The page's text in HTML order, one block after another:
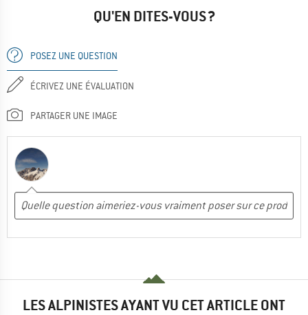
QU'EN DITES-VOUS ?
POSEZ UNE QUESTION
ÉCRIVEZ UNE ÉVALUATION
PARTAGER UNE IMAGE
LES ALPINISTES AYANT VU CET ARTICLE ONT